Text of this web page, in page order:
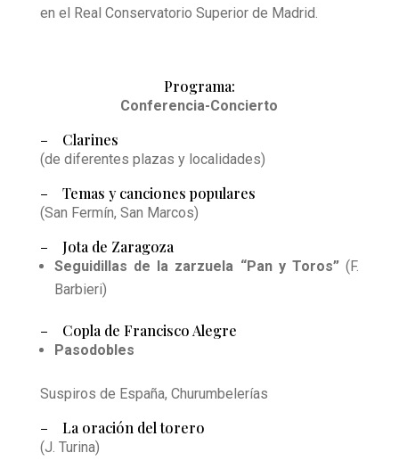
en el Real Conservatorio Superior de Madrid.
Programa:
Conferencia-Concierto
– Clarines
(de diferentes plazas y localidades)
– Temas y canciones populares
(San Fermín, San Marcos)
– Jota de Zaragoza
Seguidillas de la zarzuela “Pan y Toros”(F.
Barbieri)
– Copla de Francisco Alegre
Pasodobles
Suspiros de España, Churumbelerías
– La oración del torero
(J. Turina)